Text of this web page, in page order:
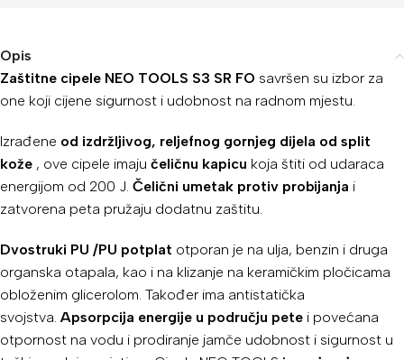
Opis
Zaštitne cipele NEO TOOLS S3 SR FO savršen su izbor za
one koji cijene sigurnost i udobnost na radnom mjestu.
Izrađene od izdržljivog, reljefnog gornjeg dijela od split
kože , ove cipele imaju čeličnu kapicu koja štiti od udaraca
energijom od 200 J. Čelični umetak protiv probijanja i
zatvorena peta pružaju dodatnu zaštitu.
Dvostruki PU /PU potplat otporan je na ulja, benzin i druga
organska otapala, kao i na klizanje na keramičkim pločicama
obloženim glicerolom. Također ima antistatička
svojstva. Apsorpcija energije u području pete i povećana
otpornost na vodu i prodiranje jamče udobnost i sigurnost u